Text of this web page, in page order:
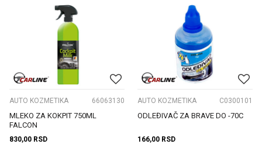
AUTO KOZMETIKA 66063130
MLEKO ZA KOKPIT 750ML
FALCON
830,00 RSD
AUTO KOZMETIKA C0300101
ODLEĐIVAČ ZA BRAVE DO -70C
166,00 RSD